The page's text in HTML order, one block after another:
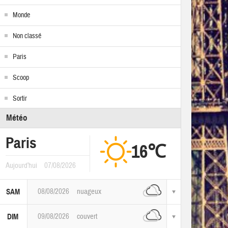
Monde
Non classé
Paris
Scoop
Sortir
Météo
Paris
Aujourd'hui 07/08/2026
16℃
SAM 08/08/2026 nuageux
DIM 09/08/2026 couvert